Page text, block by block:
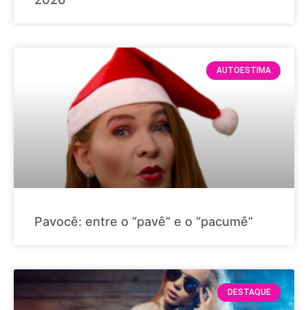
AUTOESTIMA
Pavocê: entre o “pavê” e o “pacumê”
DESTAQUE